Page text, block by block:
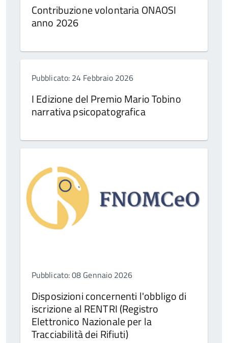
Contribuzione volontaria ONAOSI
anno 2026
Pubblicato: 24 Febbraio 2026
I Edizione del Premio Mario Tobino
narrativa psicopatografica
Pubblicato: 08 Gennaio 2026
Disposizioni concernenti l'obbligo di
iscrizione al RENTRI (Registro
Elettronico Nazionale per la
Tracciabilità dei Rifiuti)